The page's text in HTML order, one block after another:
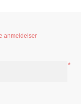
anmeldelser
*